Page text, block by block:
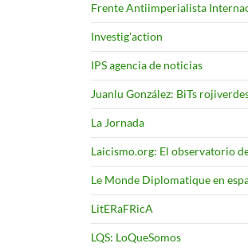
Frente Antiimperialista
Investig'action
IPS agencia de noticias
Juanlu González: BiTs
La Jornada
Laicismo.org: El observatorio
Le Monde Diplomatique en
LitERaFRicA
LQS: LoQueSomos